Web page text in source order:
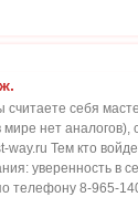
себя
нет
Тем кто
уверенность в
телефону 8-965-